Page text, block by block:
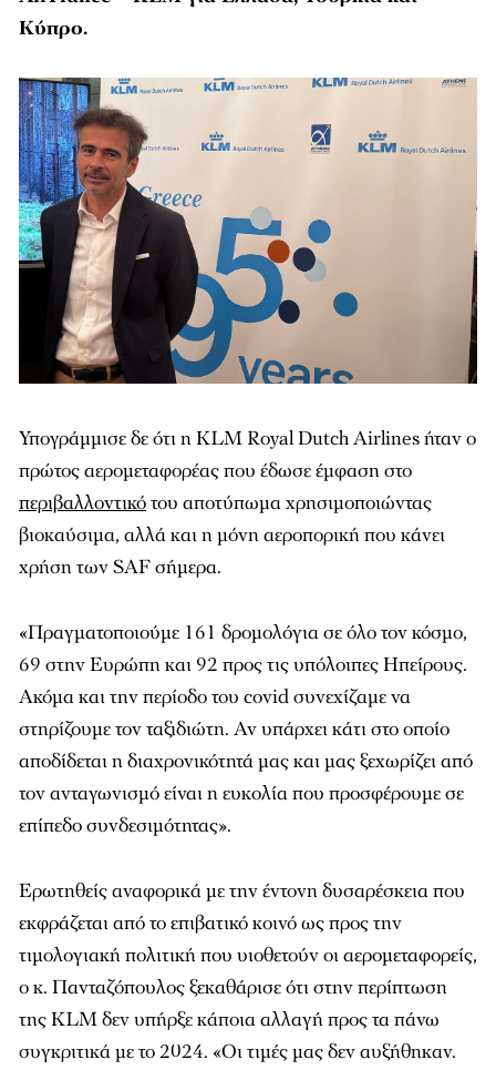
Κύπρο.
Υπογράμμισε δε ότι η KLM Royal Dutch Airlines ήταν ο
πρώτος αερομεταφορέας που έδωσε έμφαση στο
περιβαλλοντικότου αποτύπωμα χρησιμοποιώντας
βιοκαύσιμα, αλλά και η μόνη αεροπορική που κάνει
χρήση των SAF σήμερα.
«Πραγματοποιούμε 161 δρομολόγια σε όλο τον κόσμο,
69 στην Ευρώπη και 92 προς τις υπόλοιπες Ηπείρους.
Ακόμα και την περίοδο του covid συνεχίζαμε να
στηρίζουμε τον ταξιδιώτη. Αν υπάρχει κάτι στο οποίο
αποδίδεται η διαχρονικότητά μας και μας ξεχωρίζει από
τον ανταγωνισμό είναι η ευκολία που προσφέρουμε σε
επίπεδο συνδεσιμότητας».
Ερωτηθείς αναφορικά με την έντονη δυσαρέσκεια που
εκφράζεται από το επιβατικό κοινό ως προς την
τιμολογιακή πολιτική που υιοθετούν οι αερομεταφορείς,
ο κ. Πανταζόπουλος ξεκαθάρισε ότι στην περίπτωση
της KLM δεν υπήρξε κάποια αλλαγή προς τα πάνω
συγκριτικά με το 2024. «Οι τιμές μας δεν αυξήθηκαν.